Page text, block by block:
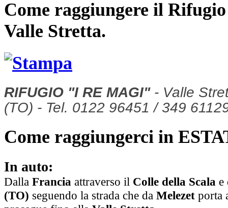
Come raggiungere il
Valle Stretta.
RIFUGIO "I RE MAGI"- Valle
(TO) - Tel. 0122 96451 / 349
Come raggiungerci in
In auto:
Dalla Francia attraverso il Colle della Scala e
(TO) seguendo la strada che da Melezet porta